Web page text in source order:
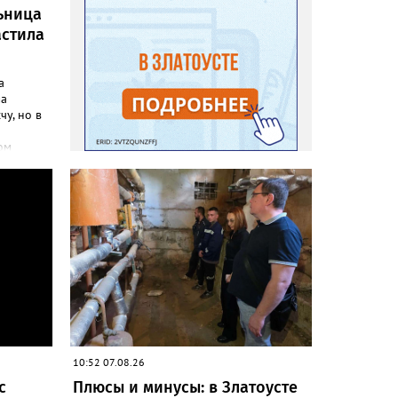
но в
своим
10:52 07.08.26
Плюсы и минусы: в Златоусте